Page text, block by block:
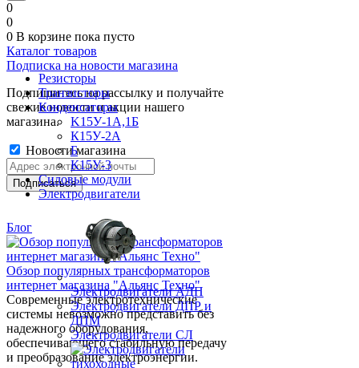
0
0
0 В корзине пока пусто
Каталог товаров
Резисторы
Транзисторы
Конденсаторы
K15У-1А,1Б
К15У-2А
Б
К15У-3
Силовые модули
Электродвигатели
Электродвигатели АДП
Электродвигатели ДПР и
ДПМ
Электродвигатели СЛ
Подписка на новости магазина
Подпишитесь на рассылку и получайте
свежие новости и акции нашего
магазина.
Новости магазина
Блог
Обзор популярных трансформаторов
интернет магазина "Альянс Техно"
Современные электротехнические
системы невозможно представить без
надежного оборудования,
обеспечивающего стабильную передачу
и преобразование электроэнергии.